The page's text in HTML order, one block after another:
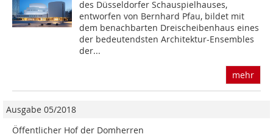
des Düsseldorfer Schauspielhauses,
entworfen von Bernhard Pfau, bildet mit
dem benachbarten Dreischeibenhaus eines
der bedeutendsten Architektur-Ensembles
der...
mehr
Ausgabe 05/2018
Öffentlicher Hof der Domherren